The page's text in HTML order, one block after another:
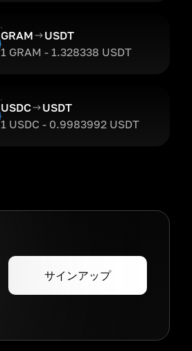
GRAM
USDT
1 GRAM - 1.328338 USDT
USDC
USDT
1 USDC - 0.9983992 USDT
サインアップ